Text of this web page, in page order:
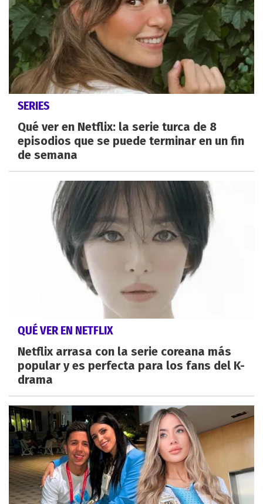
SERIES
Qué ver en Netflix: la serie turca de 8
episodios que se puede terminar en un fin
de semana
QUÉ VER EN NETFLIX
Netflix arrasa con la serie coreana más
popular y es perfecta para los fans del K-
drama